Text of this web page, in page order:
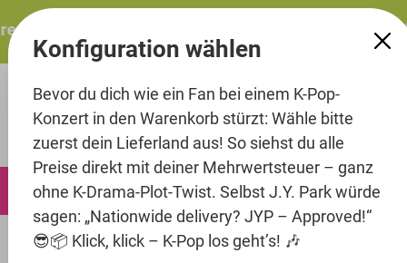
springen
ITZY – ITZY 3RD WORLD TOUR “TUNNEL
0
Artists C9 Entertainment EPEX
Konfiguration wählen
Bevor du dich wie ein Fan bei einem K-Pop-
Konzert in den Warenkorb stürzt: Wähle bitte
zuerst dein Lieferland aus! So siehst du alle
Preise direkt mit deiner Mehrwertsteuer – ganz
ohne K-Drama-Plot-Twist. Selbst J.Y. Park würde
sagen: „Nationwide delivery? JYP – Approved!“
😎📦 Klick, klick – K-Pop los geht’s! 🎶